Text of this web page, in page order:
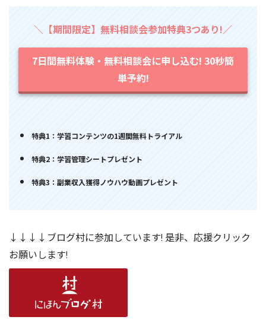
＼【期間限定】無料相談会参加特典3つあり!／
7日間無料体験・無料相談会に申し込む! 30秒簡
単予約!
特典1：学習コンテンツの1週間無料トライアル
特典2：学習管理シートプレゼント
特典3：副業収入獲得ノウハウ動画プレゼント
↓↓↓↓ブログ村に参加しています! 是非、応援クリック
お願いします!